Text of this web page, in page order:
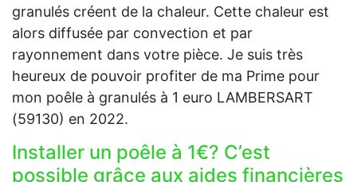
granulés créent de la chaleur. Cette chaleur est
alors diffusée par convection et par
rayonnement dans votre pièce. Je suis très
heureux de pouvoir profiter de ma Prime pour
mon poêle à granulés à 1 euro LAMBERSART
(59130) en 2022.
Installer un poêle à 1€? C’est
possible grâce aux aides financières